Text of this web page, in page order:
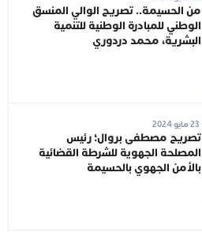
من الحسيمة.. تصريح الوالي المنسق
الوطني للمبادرة الوطنية للتنمية
البشرية، محمد دردوري
تصريح مصطفى بروال؛ رئيس
المصلحة الجهوية للشرطة القضائية
بالأمن الجهوي بالحسيمة